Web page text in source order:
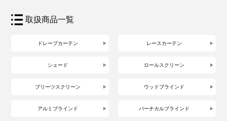
取扱商品一覧
ドレープカーテン レースカーテン
シェード ロールスクリーン
プリーツスクリーン ウッドブラインド
アルミブラインド バーチカルブラインド